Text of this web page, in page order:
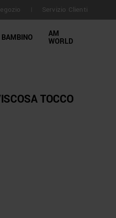
Servizio Clienti
BAMBINO AM
WORLD
TOCCO